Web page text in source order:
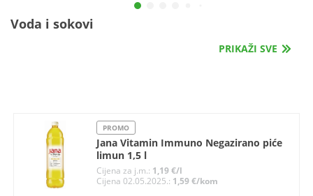
Voda i sokovi
PRIKAŽI SVE
PROMO
Jana Vitamin Immuno Negazirano piće
limun 1,5 l
Cijena za j.m.: 1,19 €/l
Cijena 02.05.2025.: 1,59 €/kom